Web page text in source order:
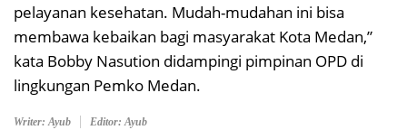
pelayanan kesehatan. Mudah-mudahan ini bisa
membawa kebaikan bagi masyarakat Kota Medan,”
kata Bobby Nasution didampingi pimpinan OPD di
lingkungan Pemko Medan.
Writer: Ayub Editor: Ayub